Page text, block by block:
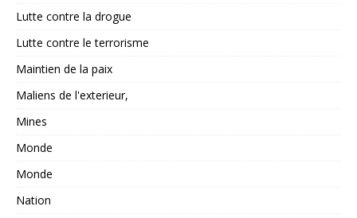
Lutte contre la drogue
Lutte contre le terrorisme
Maintien de la paix
Maliens de l'exterieur,
Mines
Monde
Monde
Nation